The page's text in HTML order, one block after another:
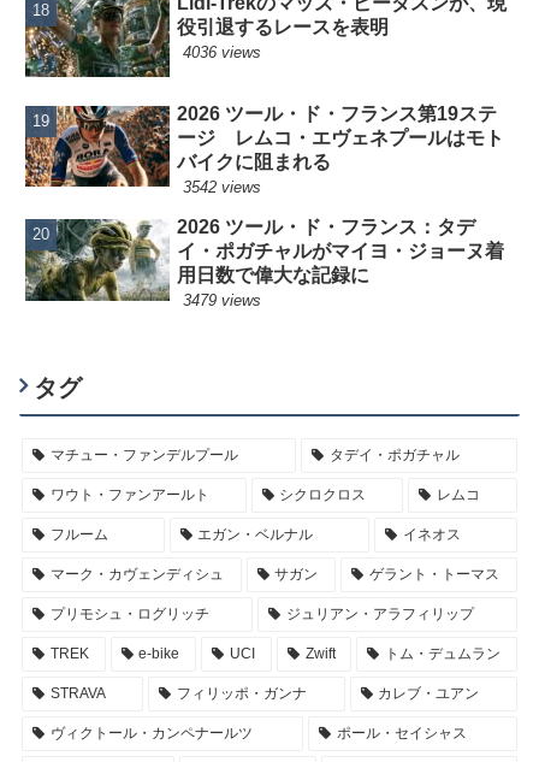
役引退するレースを表明
4036 views
2026 ツール・ド・フランス第19ステ
ージ レムコ・エヴェネプールはモト
バイクに阻まれる
3542 views
2026 ツール・ド・フランス：タデ
イ・ポガチャルがマイヨ・ジョーヌ着
用日数で偉大な記録に
3479 views
タグ
マチュー・ファンデルプール タデイ・ポガチャル
ワウト・ファンアールト シクロクロス レムコ
フルーム エガン・ベルナル イネオス
マーク・カヴェンディシュ サガン ゲラント・トーマス
プリモシュ・ログリッチ ジュリアン・アラフィリップ
TREK e-bike UCI Zwift トム・デュムラン
STRAVA フィリッポ・ガンナ カレブ・ユアン
ヴィクトール・カンペナールツ ポール・セイシャス